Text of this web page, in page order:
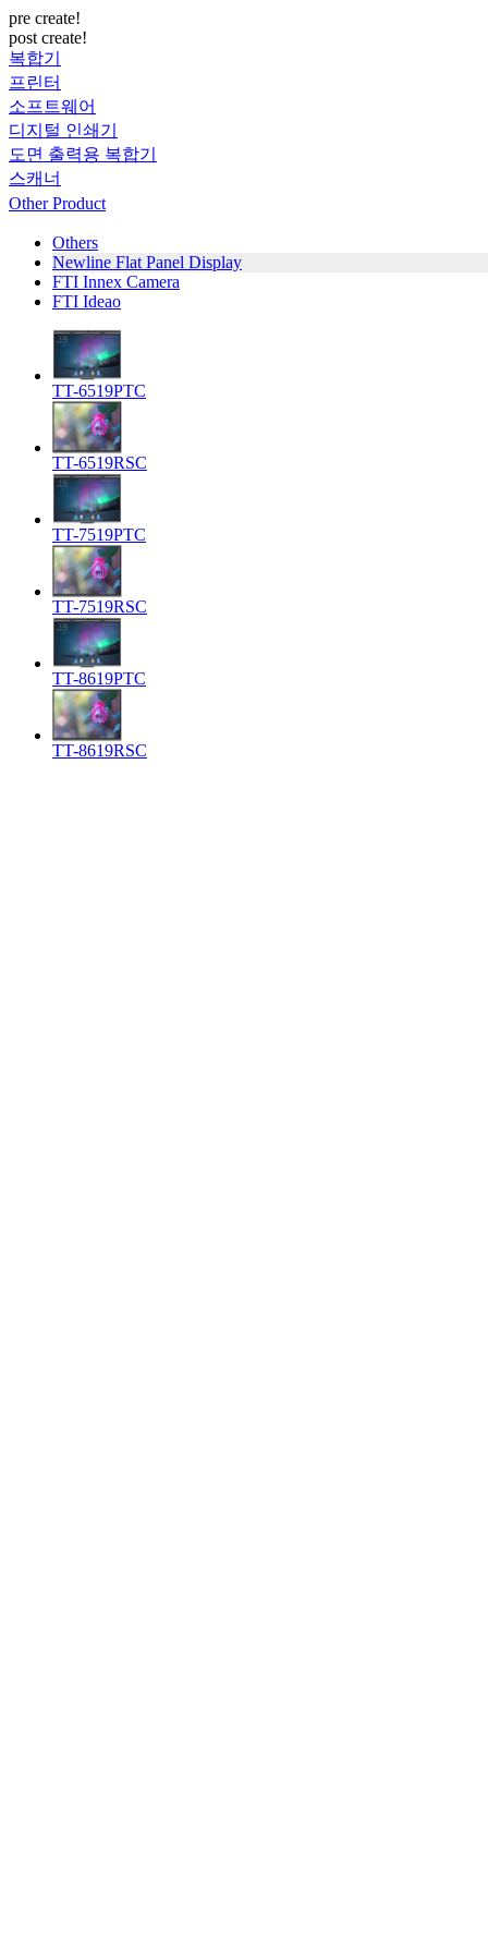
pre create!
post create!
복합기
프린터
소프트웨어
디지털 인쇄기
도면 출력용 복합기
스캐너
Other Product
Others
Newline Flat Panel Display
FTI Innex Camera
FTI Ideao
TT-6519PTC
TT-6519RSC
TT-7519PTC
TT-7519RSC
TT-8619PTC
TT-8619RSC